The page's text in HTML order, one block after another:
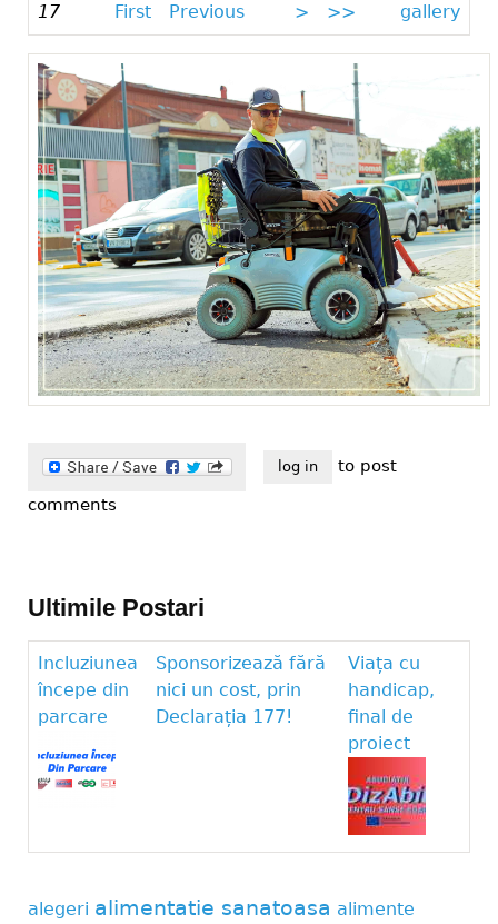
17
First
Previous
>
>>
gallery
-IMG_0966.jpg
log in to post
comments
Ultimile Postari
Incluziunea
începe din
parcare
Sponsorizează fără
nici un cost, prin
Declarația 177!
Viața cu
handicap,
final de
proiect
alegeri alimentatie sanatoasa alimente